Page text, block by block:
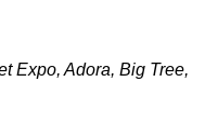
Expo, Adora, Big Tree,